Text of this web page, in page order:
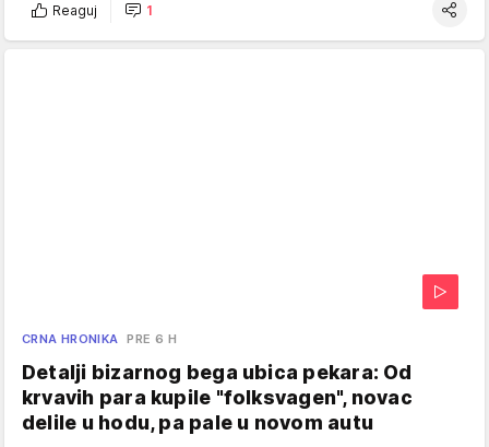
Reaguj 1
CRNA HRONIKA PRE 6 H
Detalji bizarnog bega ubica pekara: Od
krvavih para kupile "folksvagen", novac
delile u hodu, pa pale u novom autu